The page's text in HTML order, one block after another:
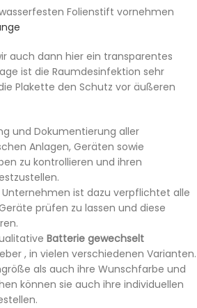
Folienstift vornehmen
auch dann hier ein transparentes
ist die Raumdesinfektion sehr
Plakette den Schutz vor äußeren
und Dokumentierung aller
Anlagen, Geräten sowie
zu kontrollieren und ihren
Unternehmen ist dazu verpflichtet alle
prüfen zu lassen und diese
Batterie gewechselt
, in vielen verschiedenen Varianten.
als auch ihre Wunschfarbe und
können sie auch ihre individuellen